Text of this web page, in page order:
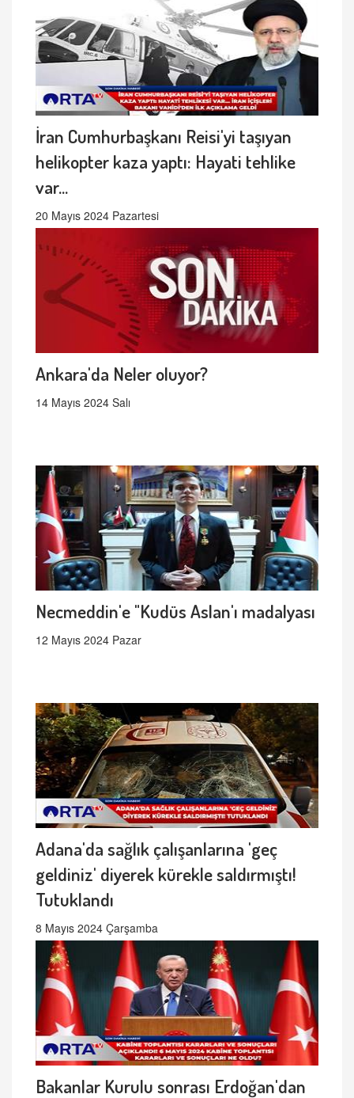
İran Cumhurbaşkanı Reisi'yi taşıyan
helikopter kaza yaptı: Hayati tehlike
var...
20 Mayıs 2024 Pazartesi
Ankara'da Neler oluyor?
14 Mayıs 2024 Salı
Necmeddin'e "Kudüs Aslan'ı madalyası
12 Mayıs 2024 Pazar
Adana'da sağlık çalışanlarına 'geç
geldiniz' diyerek kürekle saldırmıştı!
Tutuklandı
8 Mayıs 2024 Çarşamba
Bakanlar Kurulu sonrası Erdoğan'dan